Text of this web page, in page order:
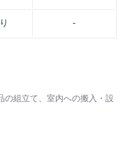
-
の組立て、室内への搬入・設